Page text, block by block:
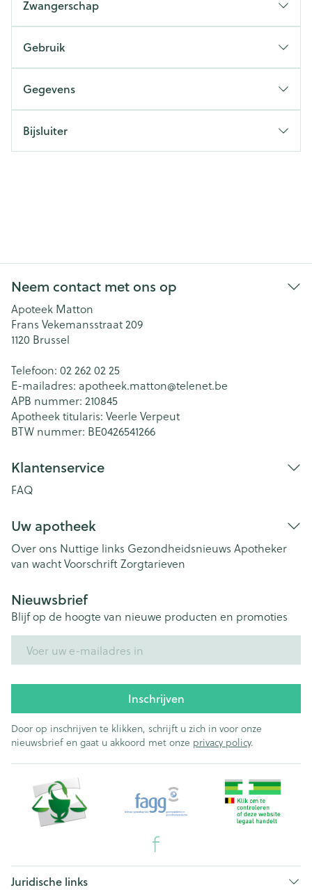
Zwangerschap
Gebruik
Gegevens
Bijsluiter
Neem contact met ons op
Apoteek Matton
Frans Vekemansstraat 209
1120 Brussel
Telefoon: 02 262 02 25
E-mailadres: apotheek.matton@telenet.be
APB nummer: 210845
Apotheek titularis: Veerle Verpeut
BTW nummer: BE0426541266
Klantenservice
FAQ
Uw apotheek
Over ons Nuttige links Gezondheidsnieuws Apotheker
van wachtVoorschriftZorgtarieven
Nieuwsbrief
Blijf op de hoogte van nieuwe producten en promoties
Inschrijven
Door op inschrijven te klikken, schrijft u zich in voor onze
nieuwsbrief en gaat u akkoord met onze privacy policy.
Juridische links